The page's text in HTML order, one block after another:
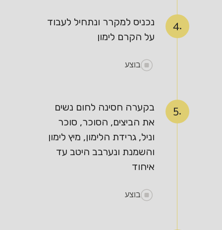
4.
נכניס למקרר ונתחיל לעבוד
על הקרם לימון
בוצע
5.
בקערה חסינה לחום נשים
את הביצים, הסוכר, סוכר
וניל, גרידת הלימון, מיץ לימון
והשמנת ונערבב היטב עד
איחוד
בוצע